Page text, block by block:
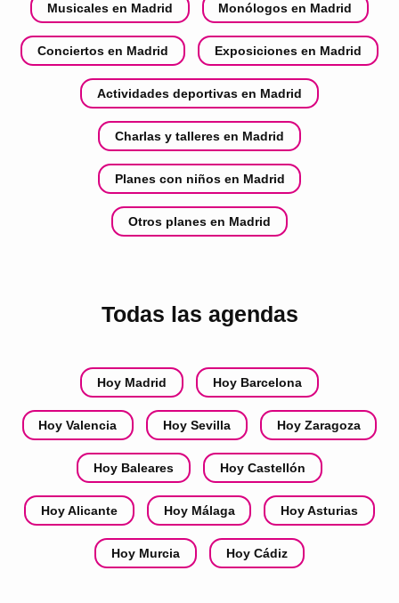
Musicales en Madrid Monólogos en Madrid
Conciertos en Madrid Exposiciones en Madrid
Actividades deportivas en Madrid
Charlas y talleres en Madrid
Planes con niños en Madrid
Otros planes en Madrid
Todas las agendas
Hoy Madrid Hoy Barcelona
Hoy Valencia Hoy Sevilla Hoy Zaragoza
Hoy Baleares Hoy Castellón
Hoy Alicante Hoy Málaga Hoy Asturias
Hoy Murcia Hoy Cádiz